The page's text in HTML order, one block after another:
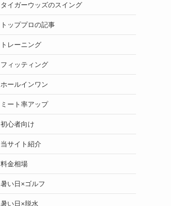
タイガーウッズのスイング
トッププロの記事
トレーニング
フィッティング
ホールインワン
ミート率アップ
初心者向け
当サイト紹介
料金相場
暑い日×ゴルフ
暑い日×脱水